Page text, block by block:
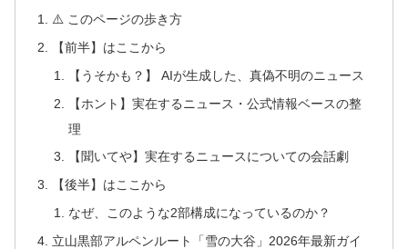
⚠️ このページの歩き方
【前半】はここから
【うそかも？】 AIが生成した、真偽不明のニュース
【ホント】実在するニュース・公式情報ベースの整
理
【聞いてや】実在するニュースについての会話劇
【後半】はここから
なぜ、このような2部構成になっているのか？
立山黒部アルペンルート「雪の大谷」2026年最新ガイ